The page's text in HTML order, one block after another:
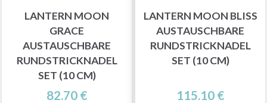
LANTERN MOON
GRACE
AUSTAUSCHBARE
RUNDSTRICKNADEL
SET (10 CM)
82.70 €
LANTERN MOON BLISS
AUSTAUSCHBARE
RUNDSTRICKNADEL
SET (10 CM)
115.10 €